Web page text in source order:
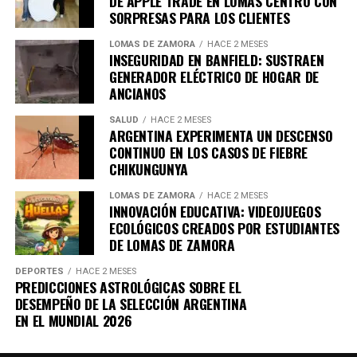
Se limitó a comentar:«es más fácil engañar a la gente
que convencerla de que fue engañada».
extraordinarias.
El jugador con más partidos mundialistas
La actuación del capitán argentino contra Austria
también le permitió ampliar otro registro significativo.
Con 28 encuentros disputados en Copas del Mundo,
Messi se mantiene como el futbolista con más
participaciones en la historia de este torneo.
Su trayectoria incluye seis ediciones consecutivas del
evento, desde Alemania 2006 hasta Estados Unidos-
México-Canadá 2026.
El futbolista con más victorias
El triunfo de la selección argentina también tuvo un
efecto positivo en las estadísticas colectivas.
SORPRESAS PARA LOS CLIENTES
LOMAS DE ZAMORA HACE 2 MESES
INSEGURIDAD EN BANFIELD: SUSTRAEN
GENERADOR ELÉCTRICO DE HOGAR DE
ANCIANOS
SALUD HACE 2 MESES
ARGENTINA EXPERIMENTA UN DESCENSO
CONTINUO EN LOS CASOS DE FIEBRE
CHIKUNGUNYA
LOMAS DE ZAMORA HACE 2 MESES
INNOVACIÓN EDUCATIVA: VIDEOJUEGOS
ECOLÓGICOS CREADOS POR ESTUDIANTES
DE LOMAS DE ZAMORA
DEPORTES HACE 2 MESES
PREDICCIONES ASTROLÓGICAS SOBRE EL
DESEMPEÑO DE LA SELECCIÓN ARGENTINA
EN EL MUNDIAL 2026